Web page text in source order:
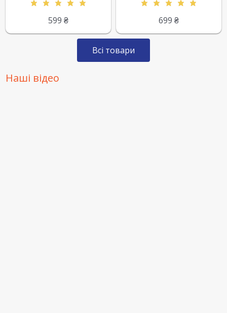
599 ₴ 699 ₴
Всі товари
Наші відео